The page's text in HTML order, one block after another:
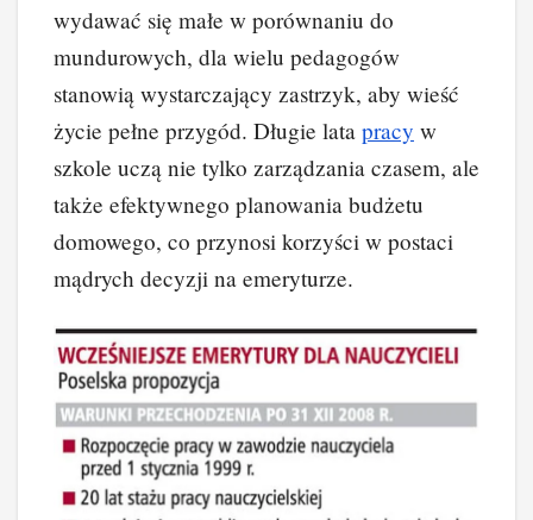
wydawać się małe w porównaniu do
mundurowych, dla wielu pedagogów
stanowią wystarczający zastrzyk, aby wieść
życie pełne przygód. Długie lata pracy w
szkole uczą nie tylko zarządzania czasem, ale
także efektywnego planowania budżetu
domowego, co przynosi korzyści w postaci
mądrych decyzji na emeryturze.